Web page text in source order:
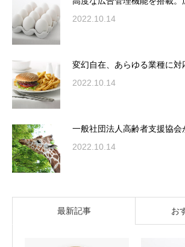
2022.10.14
変幻自在、あらゆる業種に対
2022.10.14
一般社団法人高齢者支援協会
2022.10.14
最新記事 お